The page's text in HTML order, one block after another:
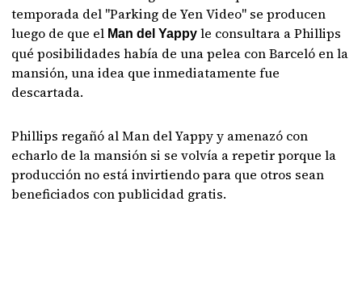
temporada del "Parking de Yen Video" se producen
luego de que el Man del Yappyle consultara a Phillips
qué posibilidades había de una pelea con Barceló en la
mansión, una idea que inmediatamente fue
descartada.
Phillips regañó al Man del Yappy y amenazó con
echarlo de la mansión si se volvía a repetir porque la
producción no está invirtiendo para que otros sean
beneficiados con publicidad gratis.